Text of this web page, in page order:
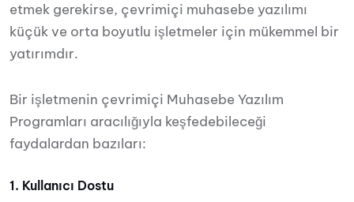
etmek gerekirse, çevrimiçi muhasebe yazılımı
küçük ve orta boyutlu işletmeler için mükemmel bir
yatırımdır.
Bir işletmenin çevrimiçi Muhasebe Yazılım
Programları aracılığıyla keşfedebileceği
faydalardan bazıları:
1. Kullanıcı Dostu